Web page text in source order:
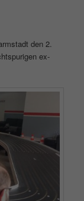
den 2.
ex-